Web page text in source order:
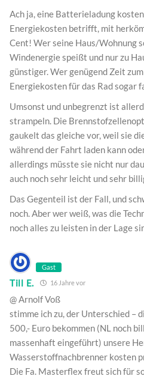
Ach ja, eine Batterieladung
Energiekosten betrifft, mit
Cent! Wer seine Haus/Wohnung
Windenergie speißt und nur zu
günstiger. Wer genügend Zeit
Energiekosten für das Rad sogar
Umsonst und unbegrenzt ist
strampeln. Die
gaukelt das gleiche vor, weil sie
während der Fahrt laden kann
allerdings müsste sie nicht nur
auch noch sehr leicht und sehr
Das Gegenteil ist der Fall, und
noch. Aber wer weiß, was die
noch alles zu leisten in der Lage
Gast
Till E. 16 Jahre vor
@ Arnolf Voß
stimme ich zu, der Unterschied –
500,- Euro bekommen (NL noch
massenhaft eingeführt) unsere
Wasserstoffnachbrenner kosten
Die Fa. Masterflex freut sich für